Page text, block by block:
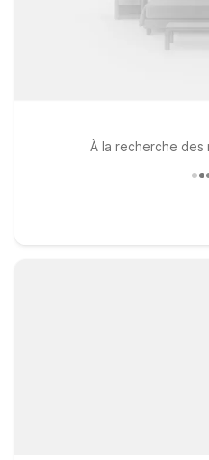
À la recherche des